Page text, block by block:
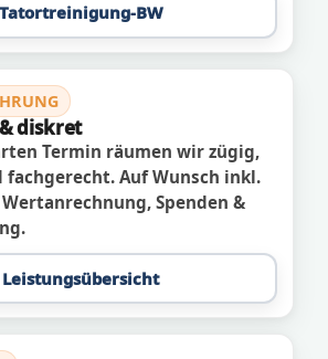
Tatortreinigung-BW
diskret
Termin räumen wir zügig,
fachgerecht. Auf Wunsch inkl.
Spenden &
Leistungsübersicht